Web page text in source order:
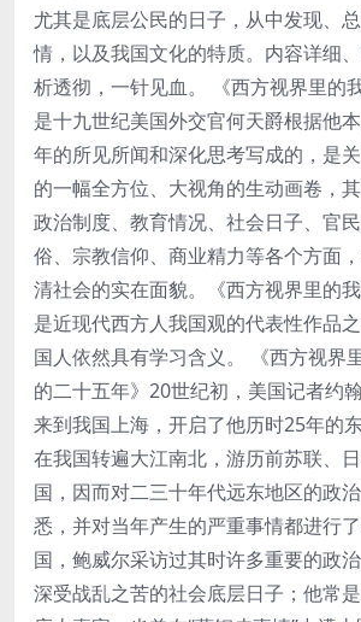
尤其是底层公民的日子，从中发现、
情，以及我国文化的特质。内容详细
析透彻，一针见血。 《西方视界里的
是十九世纪美国外交官何天爵根据他
年的所见所闻和深化思考写成的，是
的一幅全方位、大视角的生动画卷，
政治制度、教育情况、社会日子、官
俗、宗教信仰、商业精力等各个方面
清社会的实在面貌。《西方视界里的我
是近现代西方人我国观的代表性作品
国人依然具有学习含义。 《西方视界
的二十五年》20世纪初，美国记者约
来到我国上海，开启了他历时25年的
在我国转遍大江南北，游历前苏联、
国，因而对二三十年代远东地区的政
悉，并对当年产生的严重事情都进行
国，鲍威尔采访过其时许多重要的政
深受战乱之苦的社会底层日子；他常